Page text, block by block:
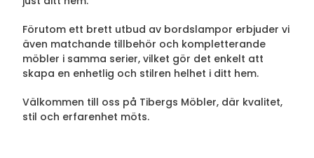
Förutom ett brett utbud av bordslampor erbjuder vi
även matchande tillbehör och kompletterande
möbler i samma serier, vilket gör det enkelt att
skapa en enhetlig och stilren helhet i ditt hem.
Välkommen till oss på Tibergs Möbler, där kvalitet,
stil och erfarenhet möts.